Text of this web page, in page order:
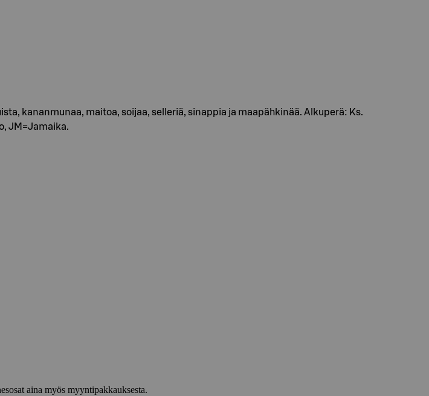
kananmunaa, maitoa, soijaa, selleriä, sinappia ja maapähkinää. Alkuperä: Ks.
JM=Jamaika.
aina myös myyntipakkauksesta.